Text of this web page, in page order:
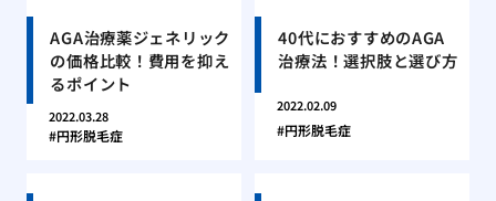
AGA治療薬ジェネリック
の価格比較！費用を抑え
るポイント
2022.03.28
円形脱毛症
40代におすすめのAGA
治療法！選択肢と選び方
2022.02.09
円形脱毛症